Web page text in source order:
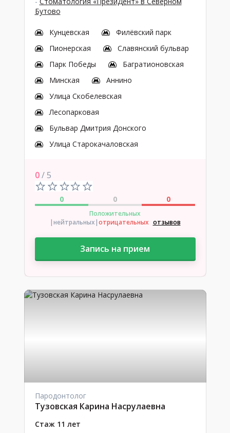
Бутово
Кунцевская
Филёвский парк
Пионерская
Славянский бульвар
Парк Победы
Багратионовская
Минская
Аннино
Улица Скобелевская
Лесопарковая
Бульвар Дмитрия Донского
Улица Старокачаловская
0/ 5
0 0 0
Положительных
|нейтральных|отрицательных отзывов
Запись на прием
Пародонтолог
Тузовская Карина Насрулаевна
Стаж 11 лет